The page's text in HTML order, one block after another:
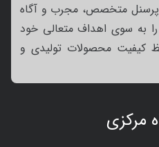
مرکزی
پرسنل متخصص، مجرب و آگاه
به سوی اهداف متعالی خود
کیفیت محصولات تولیدی و